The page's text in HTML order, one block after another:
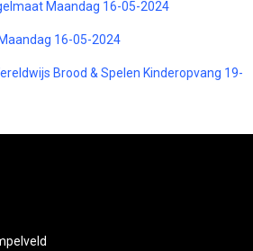
Maandag 16-05-2024
16-05-2024
Brood & Spelen Kinderopvang 19-